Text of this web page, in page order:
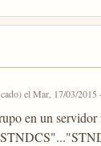
elMar, 17/03/2015
en un